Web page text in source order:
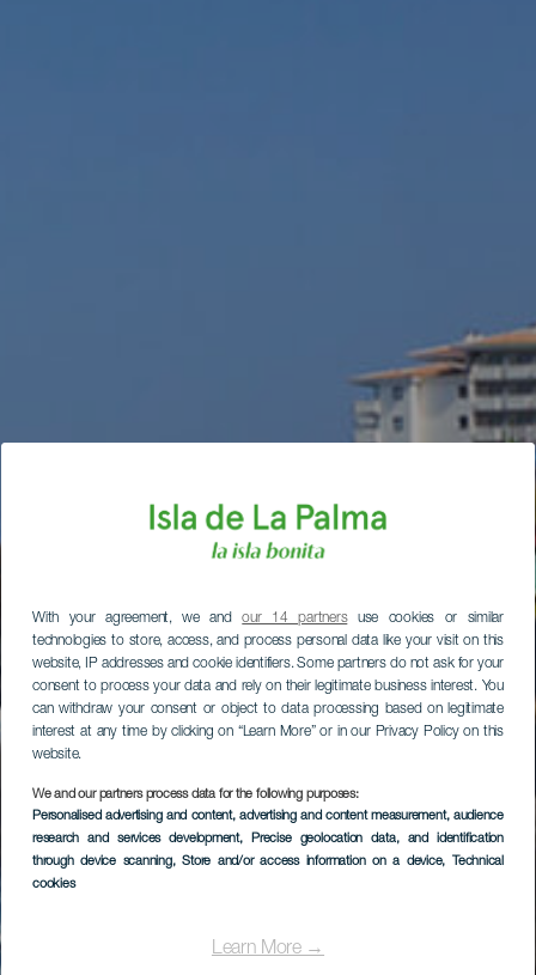
With your agreement, we andour 14 partnersuse cookies or similar
technologies to store, access, and process personal data like your visit on this
website, IP addresses and cookie identifiers. Some partners do not ask for your
consent to process your data and rely on their legitimate business interest. You
can withdraw your consent or object to data processing based on legitimate
interest at any time by clicking on “Learn More” or in our Privacy Policy on this
website.
We and our partners process data for the following purposes:
Personalised advertising and content, advertising and content measurement, audience
research and services development, Precise geolocation data, and identification
through device scanning, Store and/or access information on a device, Technical
cookies
Learn More →